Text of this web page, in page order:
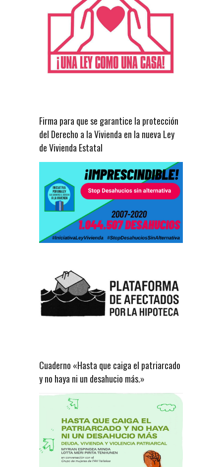
Firma para que se garantice la protección
del Derecho a la Vivienda en la nueva Ley
de Vivienda Estatal
Cuaderno «Hasta que caiga el patriarcado
y no haya ni un desahucio más.»